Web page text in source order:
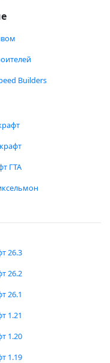
Builders
ГТА
26.3
26.2
26.1
1.21
1.20
1.19